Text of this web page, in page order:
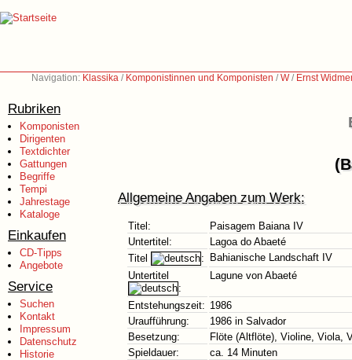
Navigation: Klassika / Komponistinnen und Komponisten /W/ Ernst
Rubriken
Komponisten
Dirigenten
Textdichter
Gattungen
Begriffe
Tempi
Jahrestage
Kataloge
Einkaufen
CD-Tipps
Angebote
Service
Suchen
Kontakt
Impressum
Datenschutz
Historie
Allgemeine Angaben zum Werk:
Titel:
Paisagem Baiana IV
Untertitel:
Lagoa do Abaeté
Titel
:
Bahianische Landschaft IV
Untertitel
:
Lagune von Abaeté
Entstehungszeit: 1986
Uraufführung:
1986 in Salvador
Besetzung:
Flöte (Altflöte), Violine, Viola,
Spieldauer:
ca. 14 Minuten